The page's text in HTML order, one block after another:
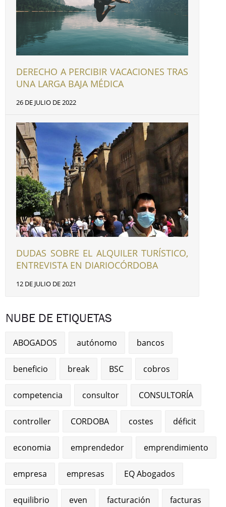
DERECHO A PERCIBIR VACACIONES TRAS
UNA LARGA BAJA MÉDICA
26 DE JULIO DE 2022
DUDAS SOBRE EL ALQUILER TURÍSTICO,
ENTREVISTA EN DIARIOCÓRDOBA
12 DE JULIO DE 2021
NUBE DE ETIQUETAS
ABOGADOS autónomo bancos
beneficio break BSC cobros
competencia consultor CONSULTORÍA
controller CORDOBA costes déficit
economia emprendedor emprendimiento
empresa empresas EQ Abogados
equilibrio even facturación facturas